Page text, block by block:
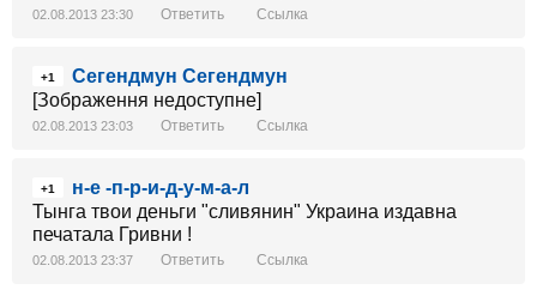
02.08.2013 23:30 Ответить Ссылка
+1
Сегендмун Сегендмун
[Зображення недоступне]
02.08.2013 23:03 Ответить Ссылка
+1
н-е -п-р-и-д-у-м-а-л
Тынга твои деньги "сливянин" Украина издавна
печатала Гривни !
02.08.2013 23:37 Ответить Ссылка